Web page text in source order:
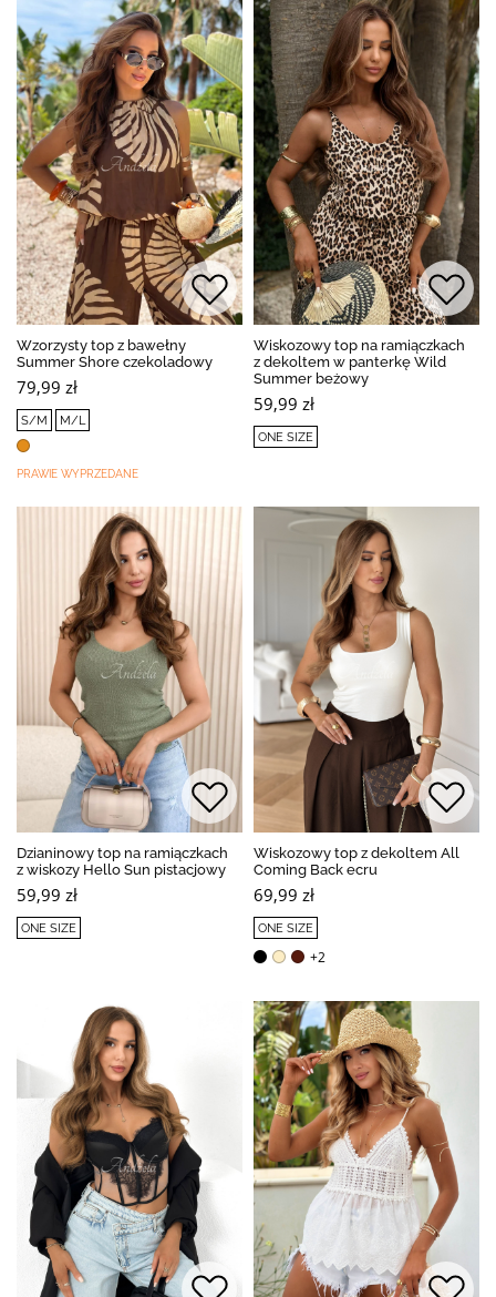
Wzorzysty top z bawełny
Summer Shore czekoladowy
79,99 zł
S/M M/L
PRAWIE WYPRZEDANE
Wiskozowy top na ramiączkach
z dekoltem w panterkę Wild
Summer beżowy
59,99 zł
ONE SIZE
Dzianinowy top na ramiączkach
z wiskozy Hello Sun pistacjowy
59,99 zł
ONE SIZE
Wiskozowy top z dekoltem All
Coming Back ecru
69,99 zł
ONE SIZE
+2